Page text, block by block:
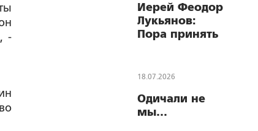
-
Иерей Феодор
Лукьянов:
Пора принять
биоэтике
18.07.2026
Одичали не
мы…